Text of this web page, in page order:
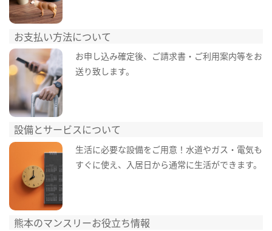
お支払い方法について
お申し込み確定後、ご請求書・ご利用案内等をお
送り致します。
設備とサービスについて
生活に必要な設備をご用意！水道やガス・電気も
すぐに使え、入居日から通常に生活ができます。
熊本のマンスリーお役立ち情報